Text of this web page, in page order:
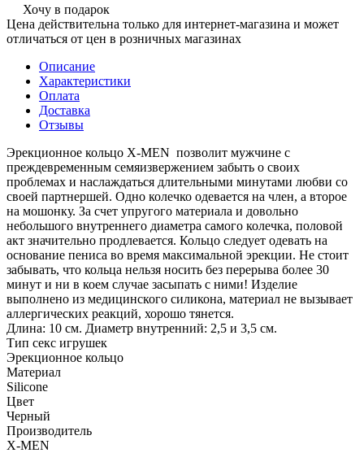
Хочу в подарок
Цена действительна только для интернет-магазина и может
отличаться от цен в розничных магазинах
Описание
Характеристики
Оплата
Доставка
Отзывы
Эрекционное кольцо X-MEN позволит мужчине с
преждевременным семяизвержением забыть о своих
проблемах и наслаждаться длительными минутами любви со
своей партнершей. Одно колечко одевается на член, а второе
на мошонку. За счет упругого материала и довольно
небольшого внутреннего диаметра самого колечка, половой
акт значительно продлевается. Кольцо следует одевать на
основание пениса во время максимальной эрекции. Не стоит
забывать, что кольца нельзя носить без перерыва более 30
минут и ни в коем случае засыпать с ними! Изделие
выполнено из медицинского силикона, материал не вызывает
аллергических реакций, хорошо тянется.
Длина: 10 см. Диаметр внутренний: 2,5 и 3,5 см.
Тип секс игрушек
Эрекционное кольцо
Материал
Silicone
Цвет
Черный
Производитель
X-MEN